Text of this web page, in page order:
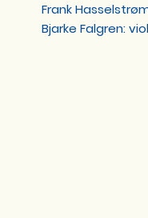
Frank
Bjarke Falgren: